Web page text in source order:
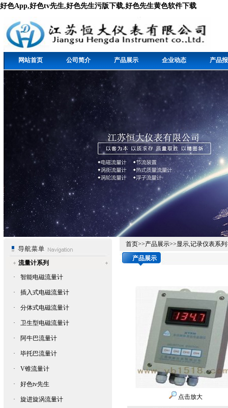
好色App,好色tv先生,好色先生污版下载,好色先生黄色软件下载
网站首页 公司简介 产品展示 企业动态 产品
流量计系列
·
智能电磁流量计
· 插入式电磁流量计
· 分体式电磁流量计
· 卫生型电磁流量计
· 阿牛巴流量计
· 毕托巴流量计
· V锥流量计
· 好色tv先生
· 旋进旋涡流量计
首页>>产品展示>>显示,记录仪表系列
产品展示
点击放大